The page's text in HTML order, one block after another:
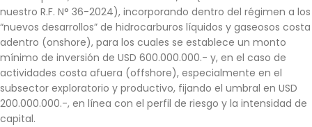
nuestro R.F. N° 36-2024), incorporando dentro del régimen a los
“nuevos desarrollos” de hidrocarburos líquidos y gaseosos costa
adentro (onshore), para los cuales se establece un monto
mínimo de inversión de USD 600.000.000.- y, en el caso de
actividades costa afuera (offshore), especialmente en el
subsector exploratorio y productivo, fijando el umbral en USD
200.000.000.-, en línea con el perfil de riesgo y la intensidad de
capital.